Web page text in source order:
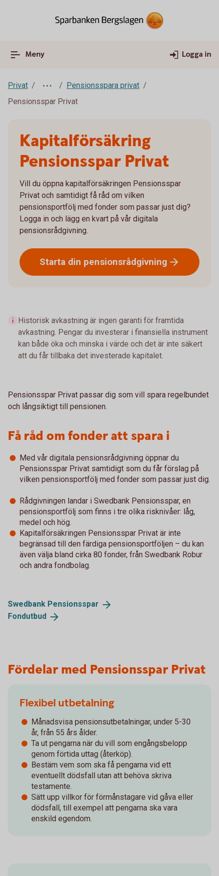
Meny Logga in
Privat
Pensionsspara privat
Pensionsspar Privat
Kapitalförsäkring
Pensionsspar Privat
Vill du öppna kapitalförsäkringen Pensionsspar
Privat och samtidigt få råd om vilken
pensionsportfölj med fonder som passar just dig?
Logga in och lägg en kvart på vår digitala
pensionsrådgivning.
Starta din pensionsrådgivning
Historisk avkastning är ingen garanti för framtida
avkastning. Pengar du investerar i finansiella instrument
kan både öka och minska i värde och det är inte säkert
att du får tillbaka det investerade kapitalet.
Pensionsspar Privat passar dig som vill spara regelbundet
och långsiktigt till pensionen.
Få råd om fonder att spara i
Med vår digitala pensionsrådgivning öppnar du
Pensionsspar Privat samtidigt som du får förslag på
vilken pensionsportfölj med fonder som passar just dig.
Rådgivningen landar i Swedbank Pensionsspar, en
pensionsportfölj som finns i tre olika risknivåer: låg,
medel och hög.
Kapitalförsäkringen Pensionsspar Privat är inte
begränsad till den färdiga pensionsportföljen – du kan
även välja bland cirka 80 fonder, från Swedbank Robur
och andra fondbolag.
Swedbank Pensionsspar
Fondutbud
Fördelar med Pensionsspar Privat
Flexibel utbetalning
Månadsvisa pensionsutbetalningar, under 5-30
år, från 55 års ålder.
Ta ut pengarna när du vill som engångsbelopp
genom förtida uttag (återköp).
Bestäm vem som ska få pengarna vid ett
eventuellt dödsfall utan att behöva skriva
testamente.
Sätt upp villkor för förmånstagare vid gåva eller
dödsfall, till exempel att pengarna ska vara
enskild egendom.